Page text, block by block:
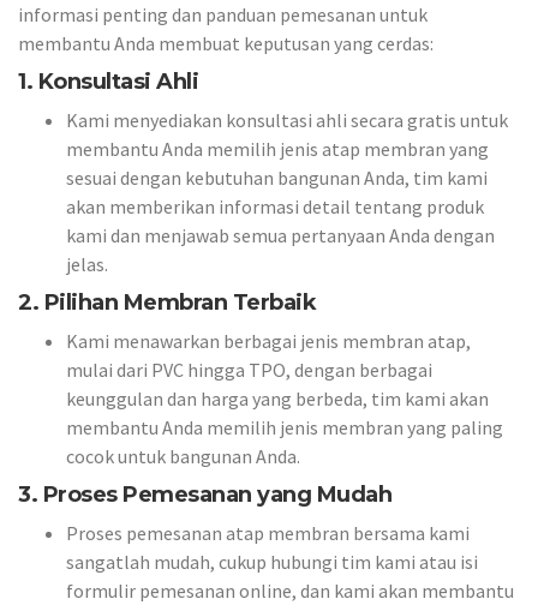
informasi penting dan panduan pemesanan untuk
membantu Anda membuat keputusan yang cerdas:
1. Konsultasi Ahli
Kami menyediakan konsultasi ahli secara gratis untuk
membantu Anda memilih jenis atap membran yang
sesuai dengan kebutuhan bangunan Anda, tim kami
akan memberikan informasi detail tentang produk
kami dan menjawab semua pertanyaan Anda dengan
jelas.
2. Pilihan Membran Terbaik
Kami menawarkan berbagai jenis membran atap,
mulai dari PVC hingga TPO, dengan berbagai
keunggulan dan harga yang berbeda, tim kami akan
membantu Anda memilih jenis membran yang paling
cocok untuk bangunan Anda.
3. Proses Pemesanan yang Mudah
Proses pemesanan atap membran bersama kami
sangatlah mudah, cukup hubungi tim kami atau isi
formulir pemesanan online, dan kami akan membantu